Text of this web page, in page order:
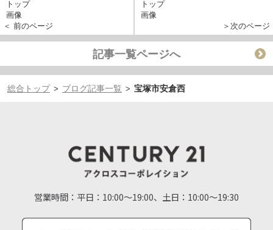
＜ 前のページ ＞次のページ
記事一覧ページへ
総合トップ > ブログ記事一覧 > 宝塚市安倉西
営業時間： 平日：10:00～19:00、土日：10:00～19:30